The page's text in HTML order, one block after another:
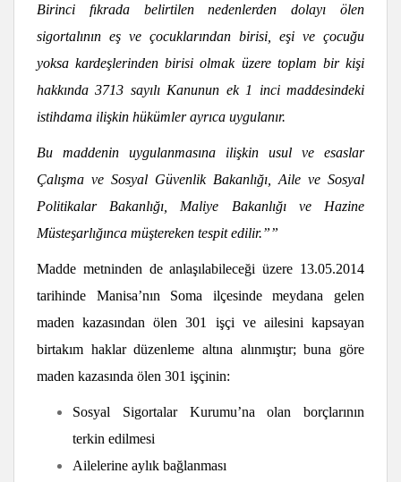
Birinci fıkrada belirtilen nedenlerden dolayı ölen
sigortalının eş ve çocuklarından birisi, eşi ve çocuğu
yoksa kardeşlerinden birisi olmak üzere toplam bir kişi
hakkında 3713 sayılı Kanunun ek 1 inci maddesindeki
istihdama ilişkin hükümler ayrıca uygulanır.
Bu maddenin uygulanmasına ilişkin usul ve esaslar
Çalışma ve Sosyal Güvenlik Bakanlığı, Aile ve Sosyal
Politikalar Bakanlığı, Maliye Bakanlığı ve Hazine
Müsteşarlığınca müştereken tespit edilir.””
Madde metninden de anlaşılabileceği üzere 13.05.2014
tarihinde Manisa’nın Soma ilçesinde meydana gelen
maden kazasından ölen 301 işçi ve ailesini kapsayan
birtakım haklar düzenleme altına alınmıştır; buna göre
maden kazasında ölen 301 işçinin:
Sosyal Sigortalar Kurumu’na olan borçlarının
terkin edilmesi
Ailelerine aylık bağlanması